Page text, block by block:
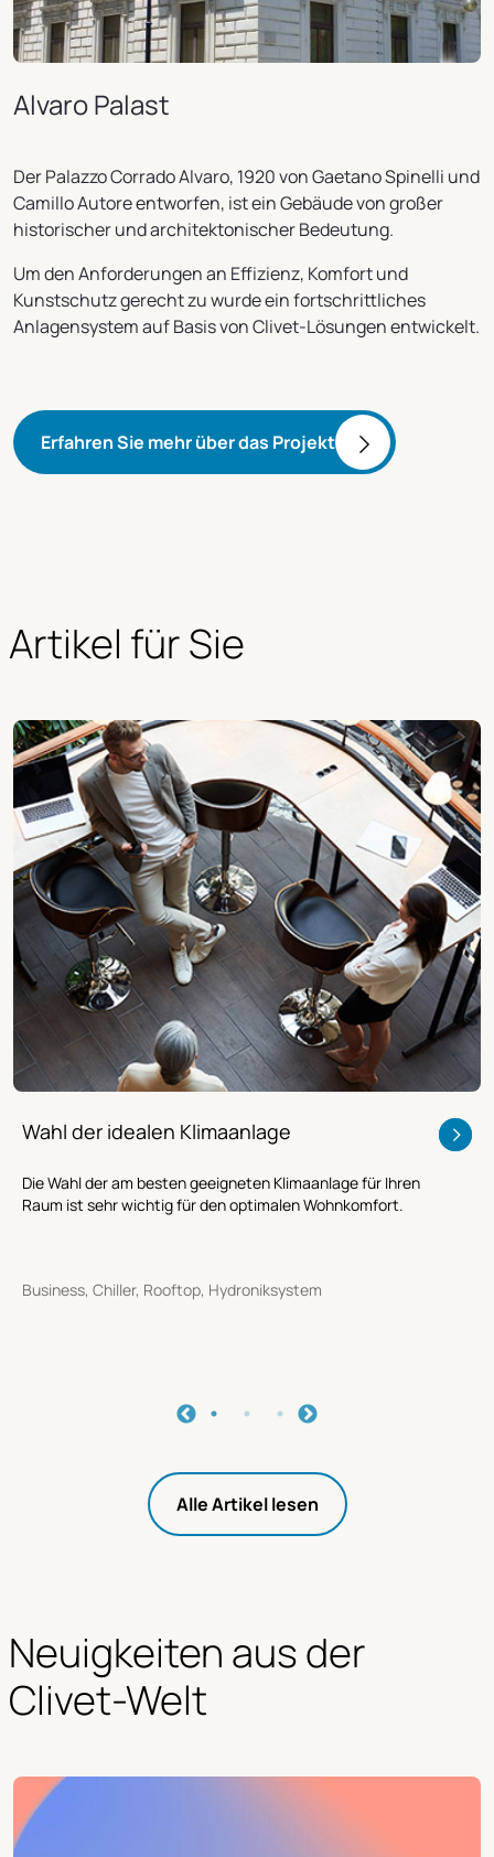
Alvaro Palast
Der Palazzo Corrado Alvaro, 1920 von Gaetano Spinelli und
Camillo Autore entworfen, ist ein Gebäude von großer
historischer und architektonischer Bedeutung.
Um den Anforderungen an Effizienz, Komfort und
Kunstschutz gerecht zu wurde ein fortschrittliches
Anlagensystem auf Basis von Clivet-Lösungen entwickelt.
Erfahren Sie mehr über das Projekt
Artikel für Sie
Wahl der idealen Klimaanlage
Die Wahl der am besten geeigneten Klimaanlage für Ihren
Raum ist sehr wichtig für den optimalen Wohnkomfort.
Business, Chiller, Rooftop, Hydroniksystem
Alle Artikel lesen
Neuigkeiten aus der
Clivet-Welt